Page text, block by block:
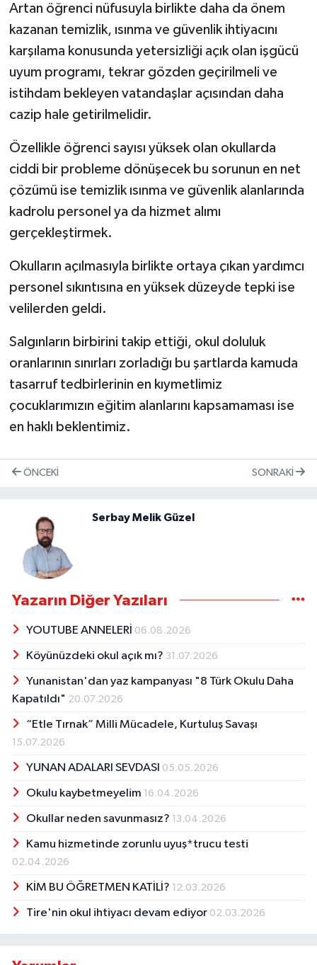
Artan öğrenci nüfusuyla birlikte daha da önem
kazanan temizlik, ısınma ve güvenlik ihtiyacını
karşılama konusunda yetersizliği açık olan işgücü
uyum programı, tekrar gözden geçirilmeli ve
istihdam bekleyen vatandaşlar açısından daha
cazip hale getirilmelidir.
Özellikle öğrenci sayısı yüksek olan okullarda
ciddi bir probleme dönüşecek bu sorunun en net
çözümü ise temizlik ısınma ve güvenlik alanlarında
kadrolu personel ya da hizmet alımı
gerçekleştirmek.
Okulların açılmasıyla birlikte ortaya çıkan yardımcı
personel sıkıntısına en yüksek düzeyde tepki ise
velilerden geldi.
Salgınların birbirini takip ettiği, okul doluluk
oranlarının sınırları zorladığı bu şartlarda kamuda
tasarruf tedbirlerinin en kıymetlimiz
çocuklarımızın eğitim alanlarını kapsamaması ise
en haklı beklentimiz.
ÖNCEKI SONRAKI
Serbay Melik Güzel
Yazarın Diğer Yazıları
YOUTUBE ANNELERİ 06.08.2026
Köyünüzdeki okul açık mı? 31.07.2026
Yunanistan'dan yaz kampanyası "8 Türk Okulu Daha
Kapatıldı" 20.07.2026
“Etle Tırnak” Milli Mücadele, Kurtuluş Savaşı
15.07.2026
YUNAN ADALARI SEVDASI 05.05.2026
Okulu kaybetmeyelim 16.04.2026
Okullar neden savunmasız? 13.04.2026
Kamu hizmetinde zorunlu uyuş*trucu testi
02.04.2026
KİM BU ÖĞRETMEN KATİLİ? 12.03.2026
Tire'nin okul ihtiyacı devam ediyor 02.03.2026